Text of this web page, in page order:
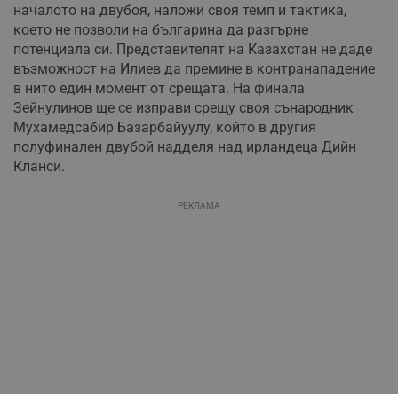
началото на двубоя, наложи своя темп и тактика,
което не позволи на българина да разгърне
потенциала си. Представителят на Казахстан не даде
възможност на Илиев да премине в контранападение
в нито един момент от срещата. На финала
Зейнулинов ще се изправи срещу своя сънародник
Мухамедсабир Базарбайуулу, който в другия
полуфинален двубой надделя над ирландеца Дийн
Кланси.
РЕКЛАМА